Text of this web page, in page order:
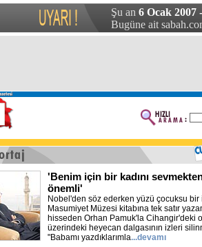
Şu an 6 Ocak 2007
Bugüne ait
'Benim için bir kadını
önemli'
Nobel'den söz ederken yüzü çocuksu bir
Masumiyet Müzesi kitabına tek satır
hisseden Orhan Pamuk'la Cihangir'deki
üzerindeki heyecan dalgasının izleri
"Babamı yazdıklarımla...devamı